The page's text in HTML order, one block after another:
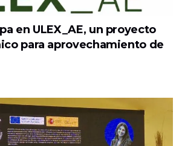
en ULEX_AE, un proyecto
para aprovechamiento de